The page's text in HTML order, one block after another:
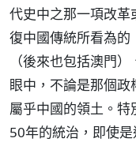
代史中之那一項改
復中國傳統所看為
（後來也包括澳門
眼中，不論是那個
屬乎中國的領土。
50年的統治，即使